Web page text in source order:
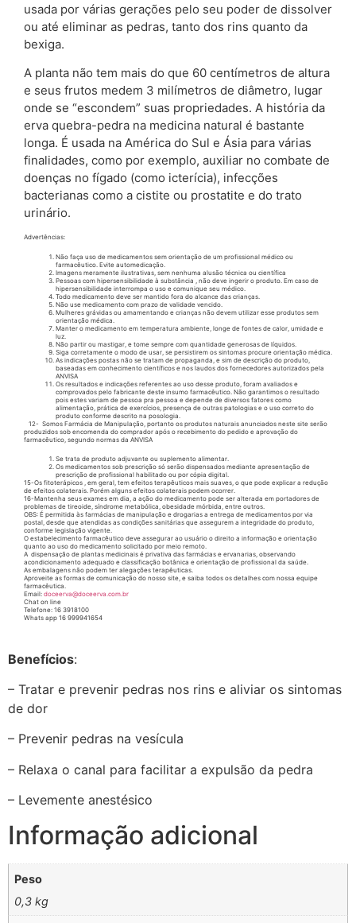
usada por várias gerações pelo seu poder de dissolver
ou até eliminar as pedras, tanto dos rins quanto da
bexiga.
A planta não tem mais do que 60 centímetros de altura
e seus frutos medem 3 milímetros de diâmetro, lugar
onde se “escondem” suas propriedades. A história da
erva quebra-pedra na medicina natural é bastante
longa. É usada na América do Sul e Ásia para várias
finalidades, como por exemplo, auxiliar no combate de
doenças no fígado (como icterícia), infecções
bacterianas como a cistite ou prostatite e do trato
urinário.
Advertências:
Não faça uso de medicamentos sem orientação de um profissional médico ou
farmacêutico. Evite automedicação.
Imagens meramente ilustrativas, sem nenhuma alusão técnica ou científica
Pessoas com hipersensibilidade à substância , não deve ingerir o produto. Em caso de
hipersensibilidade interrompa o uso e comunique seu médico.
Todo medicamento deve ser mantido fora do alcance das crianças.
Não use medicamento com prazo de validade vencido.
Mulheres grávidas ou amamentando e crianças não devem utilizar esse produtos sem
orientação médica.
Manter o medicamento em temperatura ambiente, longe de fontes de calor, umidade e
luz.
Não partir ou mastigar, e tome sempre com quantidade generosas de líquidos.
Siga corretamente o modo de usar, se persistirem os sintomas procure orientação médica.
As indicações postas não se tratam de propaganda, e sim de descrição do produto,
baseadas em conhecimento científicos e nos laudos dos fornecedores autorizados pela
ANVISA
Os resultados e indicações referentes ao uso desse produto, foram avaliados e
comprovados pelo fabricante deste insumo farmacêutico. Não garantimos o resultado
pois estes variam de pessoa pra pessoa e depende de diversos fatores como
alimentação, prática de exercícios, presença de outras patologias e o uso correto do
produto conforme descrito na posologia.
12- Somos Farmácia de Manipulação, portanto os produtos naturais anunciados neste site serão
produzidos sob encomenda do comprador após o recebimento do pedido e aprovação do
farmacêutico, segundo normas da ANVISA
Se trata de produto adjuvante ou suplemento alimentar.
Os medicamentos sob prescrição só serão dispensados mediante apresentação de
prescrição de profissional habilitado ou por cópia digital.
15-Os fitoterápicos , em geral, tem efeitos terapêuticos mais suaves, o que pode explicar a redução
de efeitos colaterais. Porém alguns efeitos colaterais podem ocorrer.
16-Mantenha seus exames em dia, a ação do medicamento pode ser alterada em portadores de
problemas de tireoide, síndrome metabólica, obesidade mórbida, entre outros.
OBS: É permitida às farmácias de manipulação e drogarias a entrega de medicamentos por via
postal, desde que atendidas as condições sanitárias que assegurem a integridade do produto,
conforme legislação vigente.
O estabelecimento farmacêutico deve assegurar ao usuário o direito a informação e orientação
quanto ao uso do medicamento solicitado por meio remoto.
A dispensação de plantas medicinais é privativa das farmácias e ervanarias, observando
acondicionamento adequado e classificação botânica e orientação de profissional da saúde.
As embalagens não podem ter alegações terapêuticas.
Aproveite as formas de comunicação do nosso site, e saiba todos os detalhes com nossa equipe
farmacêutica.
Email: doceerva@doceerva.com.br
Chat on line
Telefone: 16 3918100
Whats app 16 999941654
Benefícios:
– Tratar e prevenir pedras nos rins e aliviar os sintomas
de dor
– Prevenir pedras na vesícula
– Relaxa o canal para facilitar a expulsão da pedra
– Levemente anestésico
Informação adicional
Peso
0,3 kg